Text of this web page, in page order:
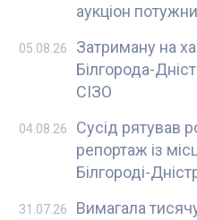
аукціон
Затриману на
Білгорода-
СІЗО
05.08.26
Сусід рятував
репортаж із
Білгороді-
04.08.26
Вимагала
31.07.26